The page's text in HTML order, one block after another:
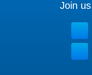
Join